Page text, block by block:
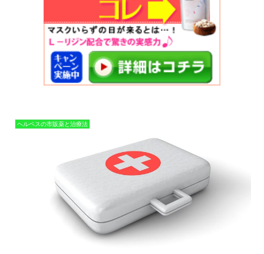
ヘルペスの市販薬と治療法